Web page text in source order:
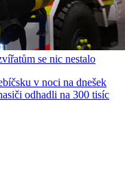
se nic nestalo
v noci na dnešek
odhadli na 300 tisíc